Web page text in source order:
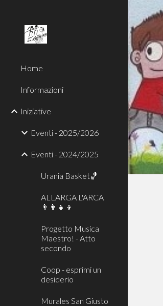
Home
Informazioni
Iniziative
Eventi - 2025/2026
Eventi - 2024/2025
Urania Basket🏀
ALLARGA L'ARCA
👨‍👨‍👧‍👦
Progetto Musica
Maestro! - Atto
secondo
Coop - esprimi un
desiderio
Murales San Giusto